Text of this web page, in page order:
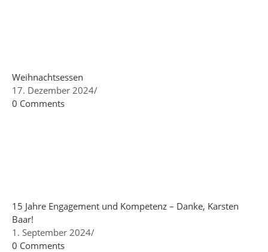
Weihnachtsessen
17. Dezember 2024/
0 Comments
15 Jahre Engagement und Kompetenz – Danke, Karsten
Baar!
1. September 2024/
0 Comments